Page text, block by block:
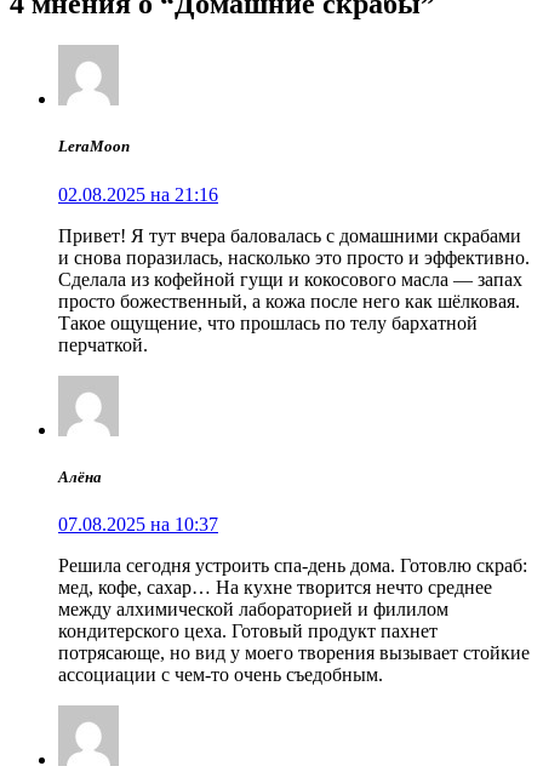
LeraMoon
02.08.2025 на 21:16
Привет! Я тут вчера баловалась с домашними скрабами
и снова поразилась, насколько это просто и эффективно.
Сделала из кофейной гущи и кокосового масла — запах
просто божественный, а кожа после него как шёлковая.
Такое ощущение, что прошлась по телу бархатной
перчаткой.
Алёна
07.08.2025 на 10:37
Решила сегодня устроить спа-день дома. Готовлю скраб:
мед, кофе, сахар… На кухне творится нечто среднее
между алхимической лабораторией и филилом
кондитерского цеха. Готовый продукт пахнет
потрясающе, но вид у моего творения вызывает стойкие
ассоциации с чем-то очень съедобным.